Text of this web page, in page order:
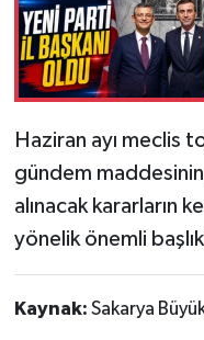
Haziran ayı meclis
gündem
alınacak kararların
yönelik önemli
Kaynak: Sakarya